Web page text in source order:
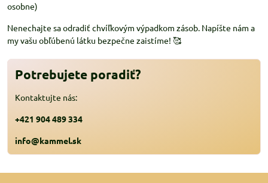
osobne)
Nenechajte sa odradiť chvíľkovým výpadkom zásob. Napíšte nám a
my vašu obľúbenú látku bezpečne zaistíme! 🥰
Potrebujete poradiť?
Kontaktujte nás:
+421 904 489 334
info@kammel.sk